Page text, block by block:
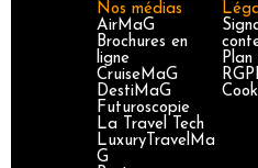
Nos médias
AirMaG
Brochures en
ligne
CruiseMaG
DestiMaG
Futuroscopie
La Travel Tech
LuxuryTravelMa
G